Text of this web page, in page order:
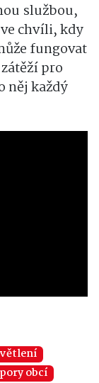
službou,
chvíli, kdy
fungovat
pro
něj každý
obcí